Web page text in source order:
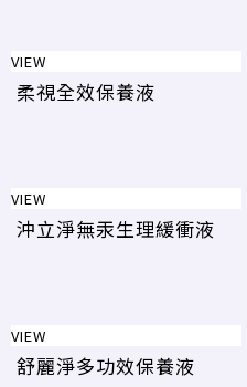
VIEW
柔視全效保養液
VIEW
沖立淨無汞生理緩衝液
VIEW
舒麗淨多功效保養液